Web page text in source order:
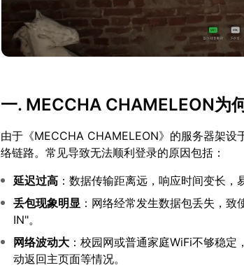
一. MECCHA CHAMELEON为
由于《MECCHA CHAMELEON》的服务器架设
络链路。常见导致无法顺利登录的原因包括：
延迟过高 ：数据传输距离远，响应时间变长，
丢包现象明显 ：网络经常发生数据包丢失，
IN"。
网络波动大 ：校园网或普通家庭WiFi不够稳
动返回主页面等情况。